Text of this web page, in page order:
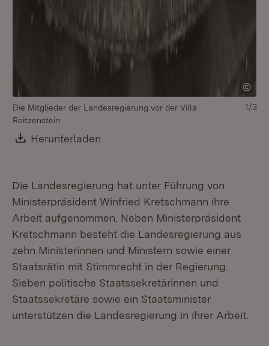
Die Mitglieder der Landesregierung vor der Villa
Reitzenstein
Download:
Herunterladen
1/3
Die Landesregierung hat unter Führung von
Ministerpräsident Winfried Kretschmann ihre
Arbeit aufgenommen. Neben Ministerpräsident
Kretschmann besteht die Landesregierung aus
zehn Ministerinnen und Ministern sowie einer
Staatsrätin mit Stimmrecht in der Regierung.
Sieben politische Staatssekretärinnen und
Staatssekretäre sowie ein Staatsminister
unterstützen die Landesregierung in ihrer Arbeit.